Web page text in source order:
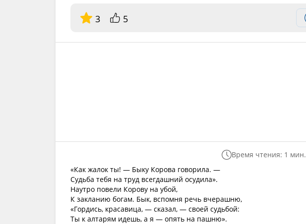
3 5
Время чтения: 1 мин.
«Как жалок ты! — Быку Корова говорила. —
Судьба тебя на труд всегдашний осудила».
Наутро повели Корову на убой,
К закланию богам. Бык, вспомня речь вчерашню,
«Гордись, красавица, — сказал, — своей судьбой:
Ты к алтарям идешь, а я — опять на пашню».